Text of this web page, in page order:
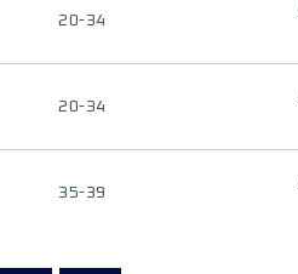
20-34
20-34
35-39